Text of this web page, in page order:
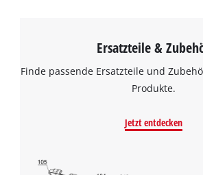
Ersatzteile &
Finde passende Ersatzteile und
Produkte.
Jetzt entdecken